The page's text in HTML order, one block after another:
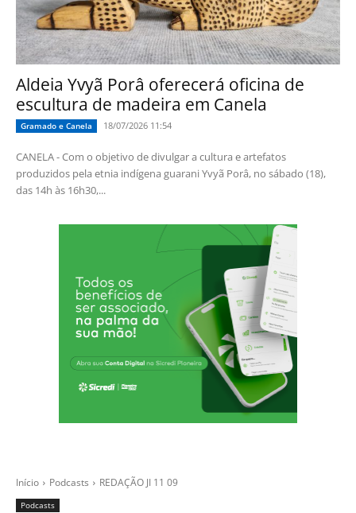
Aldeia Yvyã Porâ oferecerá oficina de
escultura de madeira em Canela
Gramado e Canela 18/07/2026 11:54
CANELA - Com o objetivo de divulgar a cultura e artefatos
produzidos pela etnia indígena guarani Yvyã Porâ, no sábado (18),
das 14h às 16h30,...